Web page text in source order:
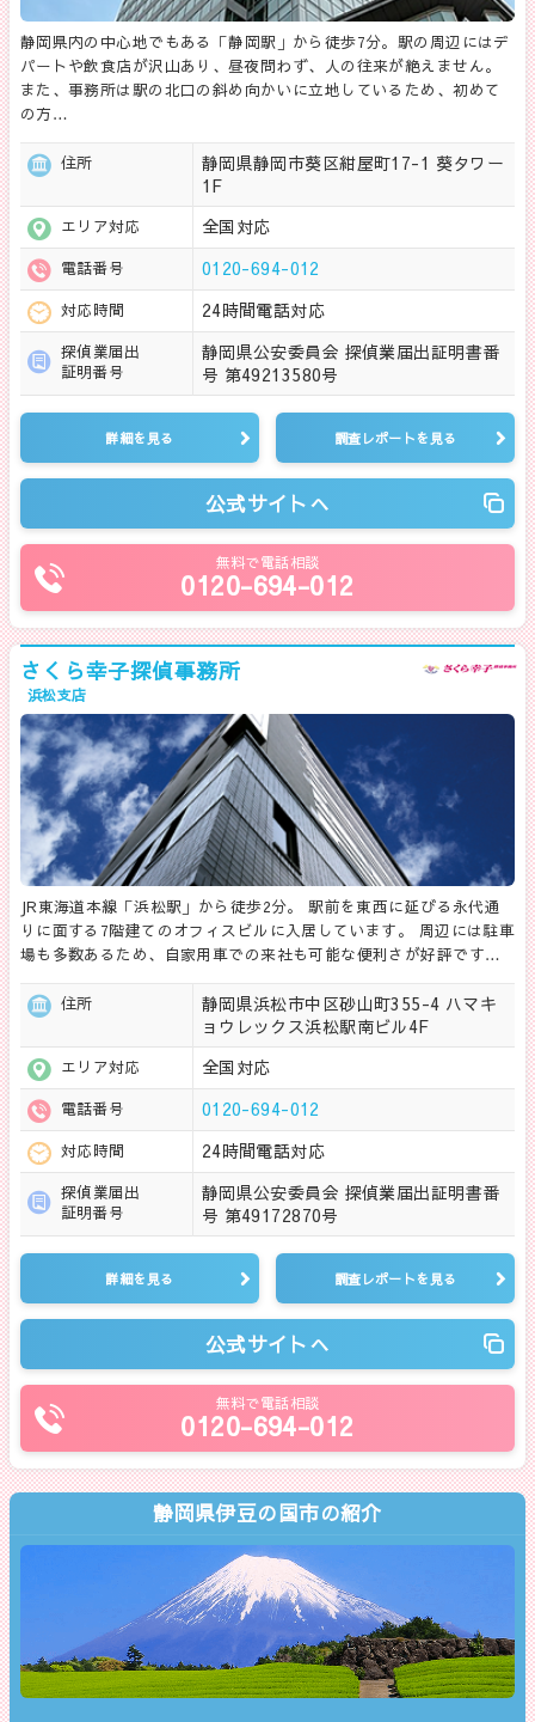
静岡県内の中心地でもある「静岡駅」から徒歩7分。駅の周辺にはデ
パートや飲食店が沢山あり、昼夜問わず、人の往来が絶えません。
また、事務所は駅の北口の斜め向かいに立地しているため、初めて
の方…
住所
静岡県静岡市葵区紺屋町17-1 葵タワー
1F
エリア対応 全国対応
電話番号 0120-694-012
対応時間 24時間電話対応
探偵業届出
証明番号
静岡県公安委員会 探偵業届出証明書番
号 第49213580号
詳細を見る 調査レポートを見る
公式サイトへ
無料で電話相談
0120-694-012
さくら幸子探偵事務所
浜松支店
JR東海道本線「浜松駅」から徒歩2分。 駅前を東西に延びる永代通
りに面する7階建てのオフィスビルに入居しています。 周辺には駐車
場も多数あるため、自家用車での来社も可能な便利さが好評です…
住所
静岡県浜松市中区砂山町355-4 ハマキ
ョウレックス浜松駅南ビル4F
エリア対応 全国対応
電話番号 0120-694-012
対応時間 24時間電話対応
探偵業届出
証明番号
静岡県公安委員会 探偵業届出証明書番
号 第49172870号
詳細を見る 調査レポートを見る
公式サイトへ
無料で電話相談
0120-694-012
静岡県伊豆の国市の紹介